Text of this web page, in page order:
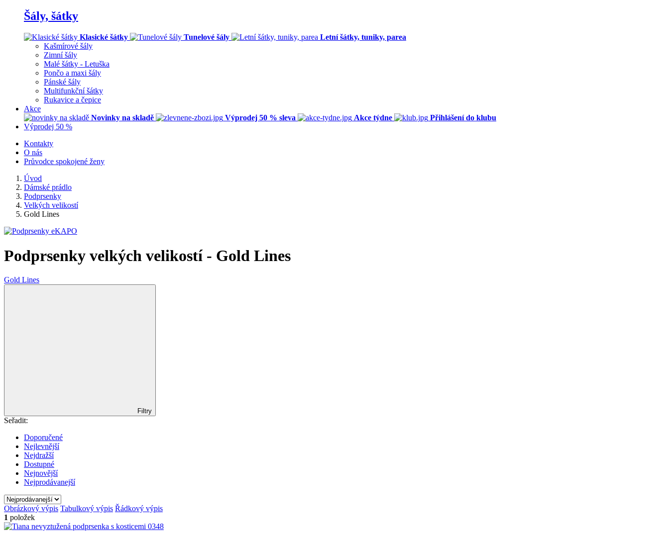
Šály, šátky
Klasické šátky Tunelové šály
Letní šátky, tuniky, parea
Kašmírové šály
Zimní šály
Malé šátky - Letuška
Pončo a maxi šály
Pánské šály
Multifunkční šátky
Rukavice a čepice
Akce
Novinky na skladě
Výprodej 50 % sleva Akce týdne
Přihlášení do klubu
Výprodej 50 %
Kontakty
O nás
Průvodce spokojené ženy
Úvod
Dámské prádlo
Podprsenky
Velkých velikostí
Gold Lines
Podprsenky velkých velikostí - Gold Lines
Gold Lines
Filtry
Seřadit:
Doporučené
Nejlevnější
Nejdražší
Dostupné
Nejnovější
Nejprodávanejší
Obrázkový výpis Tabulkový výpis Řádkový výpis
1 položek